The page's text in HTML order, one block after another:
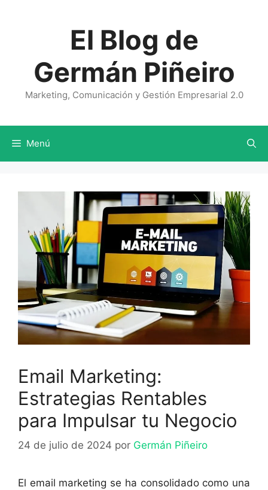
El Blog de
Germán Piñeiro
Marketing, Comunicación y Gestión Empresarial 2.0
Menú
Email Marketing:
Estrategias Rentables
para Impulsar tu Negocio
24 de julio de 2024 por Germán Piñeiro
El email marketing se ha consolidado como una